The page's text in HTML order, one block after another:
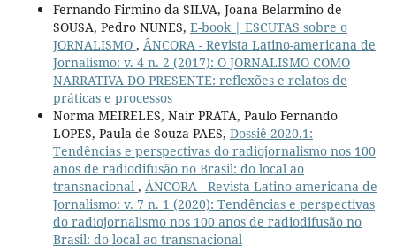
Fernando Firmino da SILVA, Joana Belarmino de
SOUSA, Pedro NUNES, E-book | ESCUTAS sobre o
JORNALISMO , ÂNCORA - Revista Latino-americana de
Jornalismo: v. 4 n. 2 (2017): O JORNALISMO COMO
NARRATIVA DO PRESENTE: reflexões e relatos de
práticas e processos
Norma MEIRELES, Nair PRATA, Paulo Fernando
LOPES, Paula de Souza PAES, Dossiê 2020.1:
Tendências e perspectivas do radiojornalismo nos 100
anos de radiodifusão no Brasil: do local ao
transnacional , ÂNCORA - Revista Latino-americana de
Jornalismo: v. 7 n. 1 (2020): Tendências e perspectivas
do radiojornalismo nos 100 anos de radiodifusão no
Brasil: do local ao transnacional